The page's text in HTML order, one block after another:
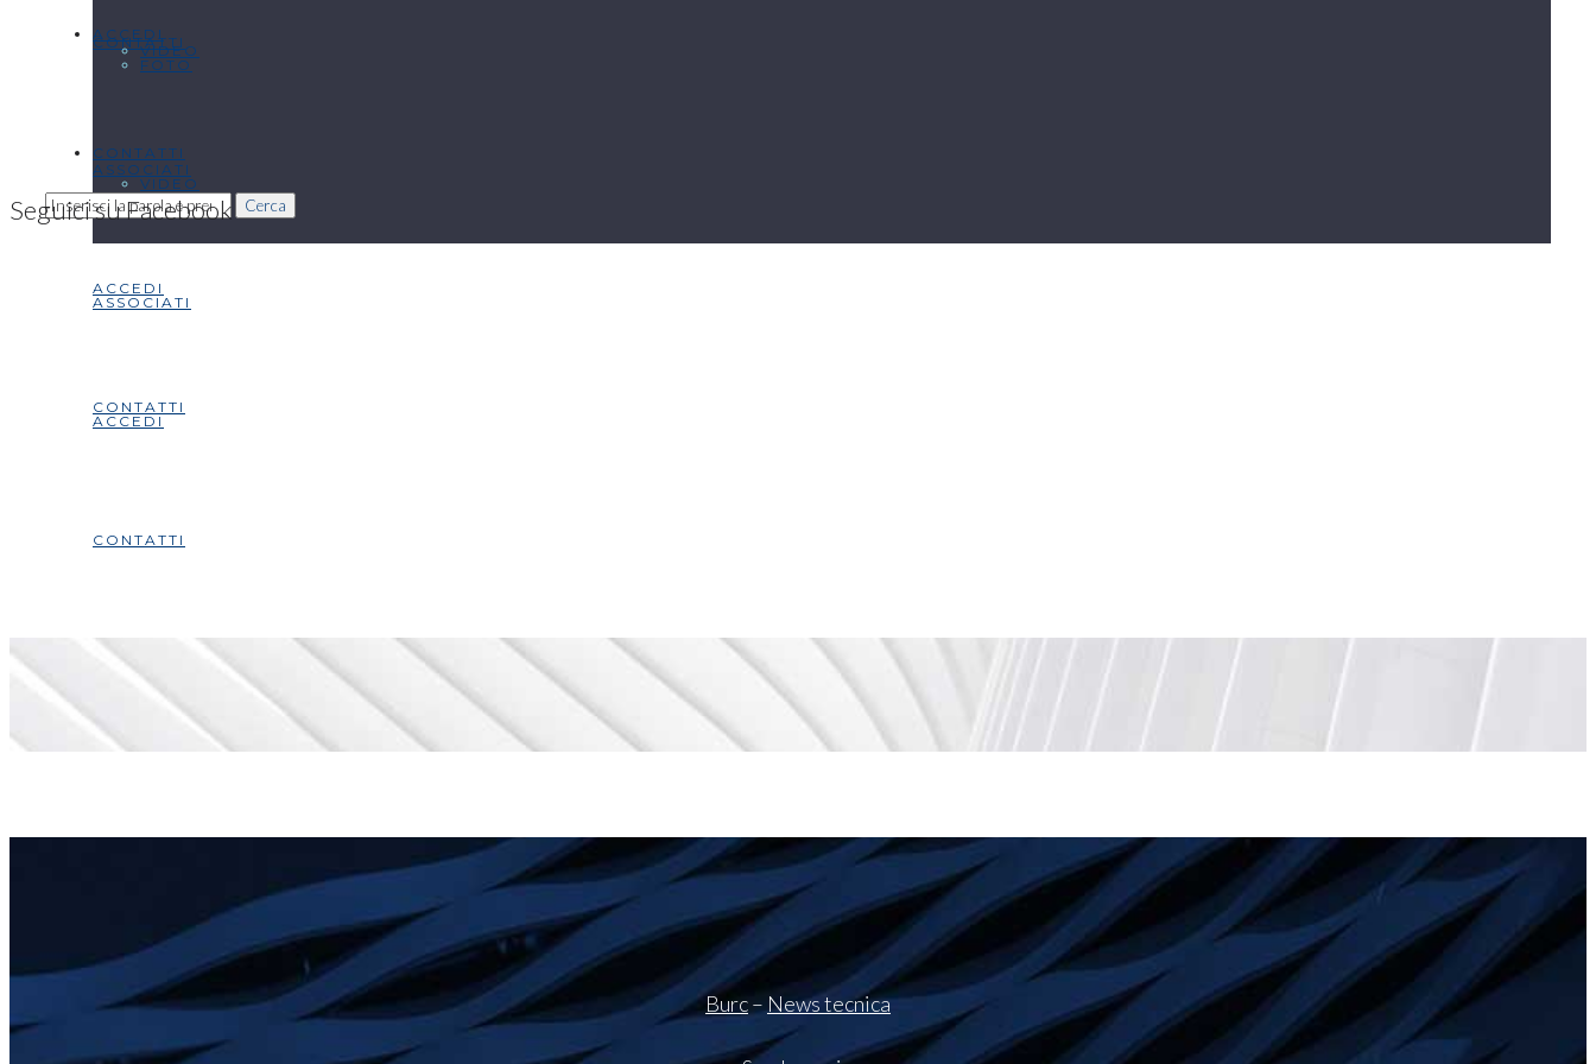
ACCEDI
CONTATTI
CONTATTI
Cerca
VIDEO
ASSOCIATI
ACCEDI
CONTATTI
FOTO
VIDEO
ASSOCIATI
ACCEDI
CONTATTI
Seguici su Facebook
Burc–News tecnica